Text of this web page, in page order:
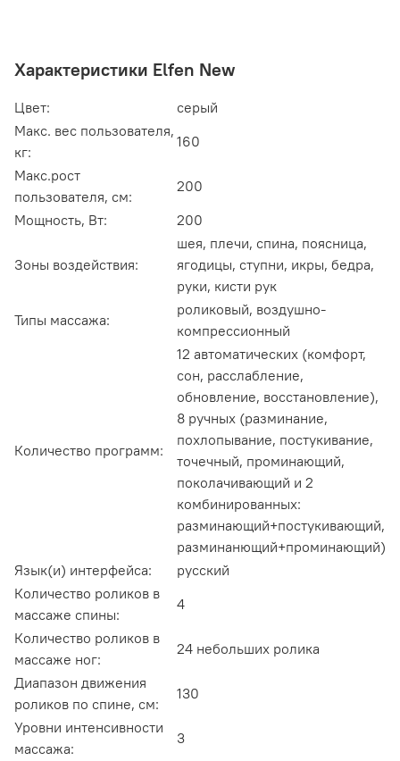
Характеристики Elfen New
Цвет:
серый
Макс. вес пользователя,
кг:
160
Макс.рост
пользователя, см:
200
Мощность, Вт:
200
Зоны воздействия:
шея, плечи, спина, поясница,
ягодицы, ступни, икры, бедра,
руки, кисти рук
Типы массажа:
роликовый, воздушно-
компрессионный
Количество программ:
12 автоматических (комфорт,
сон, расслабление,
обновление, восстановление),
8 ручных (разминание,
похлопывание, постукивание,
точечный, проминающий,
поколачивающий и 2
комбинированных:
разминающий+постукивающий,
разминанющий+проминающий)
Язык(и) интерфейса:
русский
Количество роликов в
массаже спины:
4
Количество роликов в
массаже ног:
24 небольших ролика
Диапазон движения
роликов по спине, см:
130
Уровни интенсивности
массажа:
3